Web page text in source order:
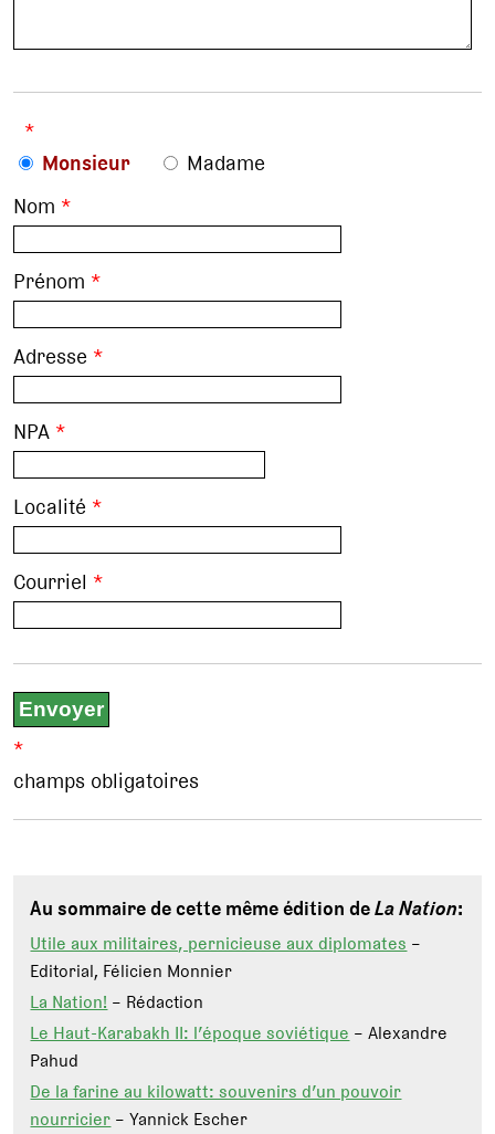
*
Monsieur
Madame
Nom *
Prénom *
Adresse *
NPA *
Localité *
Courriel *
*
champs obligatoires
Au sommaire de cette même édition deLa Nation:
Utile aux militaires, pernicieuse aux diplomates –
Editorial, Félicien Monnier
La Nation! – Rédaction
Le Haut-Karabakh II: l’époque soviétique – Alexandre
Pahud
De la farine au kilowatt: souvenirs d’un pouvoir
nourricier – Yannick Escher